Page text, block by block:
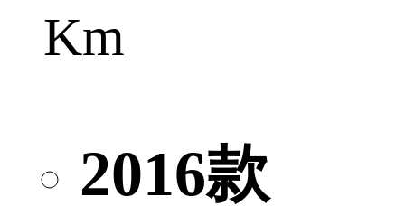
Km
2016款